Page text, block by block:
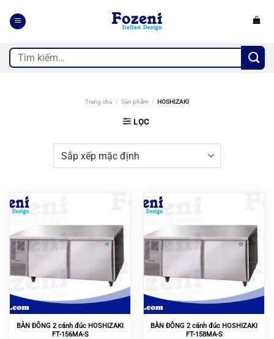
qua
Tìm
kiếm:
Trang chủ / Sản phẩm / HOSHIZAKI
LỌC
BÀN ĐÔNG 2 cánh đúc HOSHIZAKI
FT-156MA-S
BÀN ĐÔNG 2 cánh đúc HOSHIZAKI
FT-158MA-S